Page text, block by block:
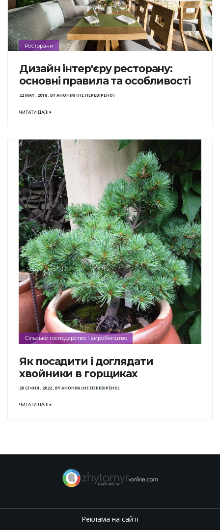
Ресторани
Дизайн інтер'єру ресторану:
основні правила та особливості
22 MAY , 2018,BYАНОНІМ (НЕ ПЕРЕВІРЕНО)
ЧИТАТИ ДАЛІ
Сільське господарство і виробництво
Як посадити і доглядати
хвойники в горщиках
20 СІЧНЯ , 2022,BYАНОНІМ (НЕ ПЕРЕВІРЕНО)
ЧИТАТИ ДАЛІ
Реклама на сайті